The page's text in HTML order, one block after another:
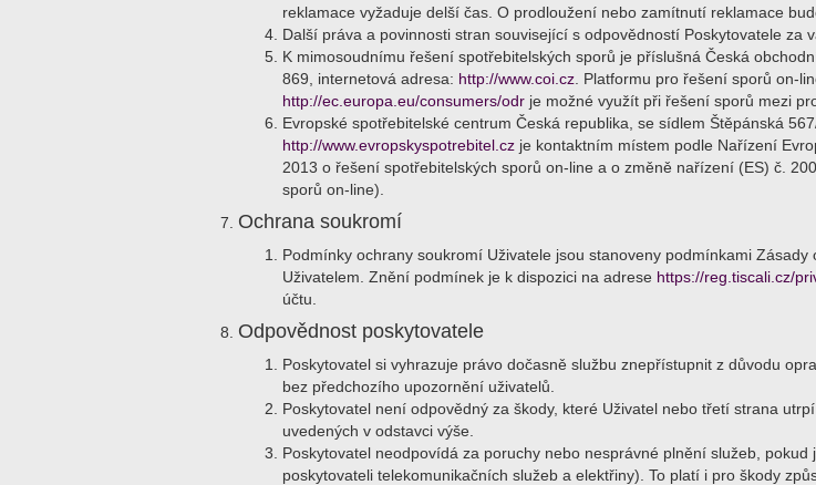
reklamace vyžaduje delší čas. O prodloužení nebo zamítnutí reklamace
Další práva a povinnosti stran související s odpovědností Poskytovatele za
K mimosoudnímu řešení spotřebitelských sporů je příslušná Česká
869, internetová adresa: http://www.coi.cz . Platformu pro řešení sporů on-
http://ec.europa.eu/consumers/odr je možné využít při řešení sporů mezi
Evropské spotřebitelské centrum Česká republika, se sídlem Štěpánská
http://www.evropskyspotrebitel.cz je kontaktním místem podle Nařízení
2013 o řešení spotřebitelských sporů on-line a o změně nařízení (ES) č.
sporů on-line).
Ochrana soukromí
Podmínky ochrany soukromí Uživatele jsou stanoveny podmínkami
Uživatelem. Znění podmínek je k dispozici na adrese https://reg.tiscali.cz/
účtu.
Odpovědnost poskytovatele
Poskytovatel si vyhrazuje právo dočasně službu znepřístupnit z důvodu
bez předchozího upozornění uživatelů.
Poskytovatel není odpovědný za škody, které Uživatel nebo třetí strana
uvedených v odstavci výše.
Poskytovatel neodpovídá za poruchy nebo nesprávné plnění služeb,
poskytovateli telekomunikačních služeb a elektřiny). To platí i pro škody